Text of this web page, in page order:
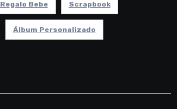
Regalo Bebe Scrapbook
Álbum Personalizado